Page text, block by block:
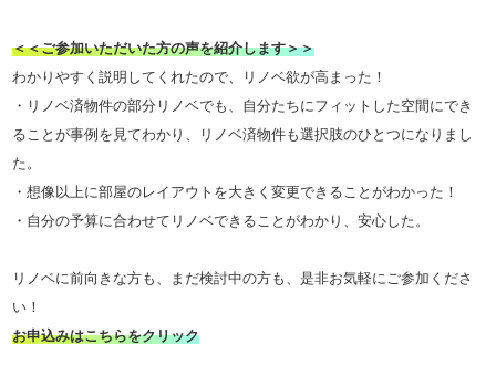
＜＜ご参加いただいた方の声を紹介します＞＞
わかりやすく説明してくれたので、リノベ欲が高まった！
・リノベ済物件の部分リノベでも、自分たちにフィットした空間にでき
ることが事例を見てわかり、リノベ済物件も選択肢のひとつになりまし
た。
・想像以上に部屋のレイアウトを大きく変更できることがわかった！
・自分の予算に合わせてリノベできることがわかり、安心した。
リノベに前向きな方も、まだ検討中の方も、是非お気軽にご参加くださ
い！
お申込みはこちらをクリック